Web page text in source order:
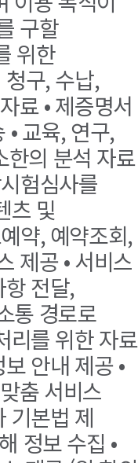
구할
위한
청구, 수납,
료 • 제증명서
교육, 연구,
한의 분석 자료
험심사를
츠 및
약, 예약조회,
제공 • 서비스
항 전달,
통 경로로
리를 위한 자료
안내 제공 •
춤 서비스
기본법 제
정보 수집 •